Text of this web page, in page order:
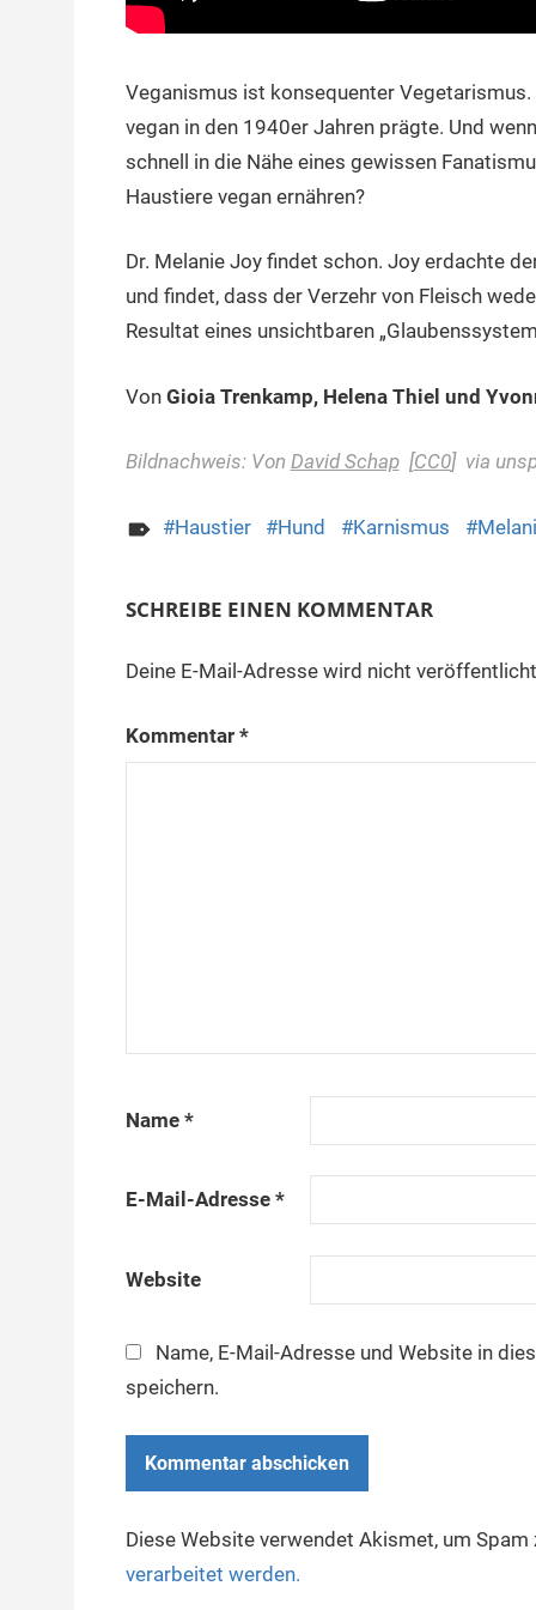
Veganismus ist konsequenter
vegan in den 1940er Jahren prägte. Und
schnell in die Nähe eines gewissen
Haustiere vegan ernähren?
Dr. Melanie Joy findet schon. Joy erdachte
und findet, dass der Verzehr von Fleisch
Resultat eines unsichtbaren
Von Gioia Trenkamp, Helena Thiel und
Bildnachweis: Von David Schap[CC0] via
Haustier Hund Karnismus
SCHREIBE EINEN KOMMENTAR
Deine E-Mail-Adresse wird nicht
Kommentar *
Name *
E-Mail-Adresse *
Website
Name, E-Mail-Adresse und Website in
speichern.
Diese Website verwendet Akismet, um Spam
verarbeitet werden.